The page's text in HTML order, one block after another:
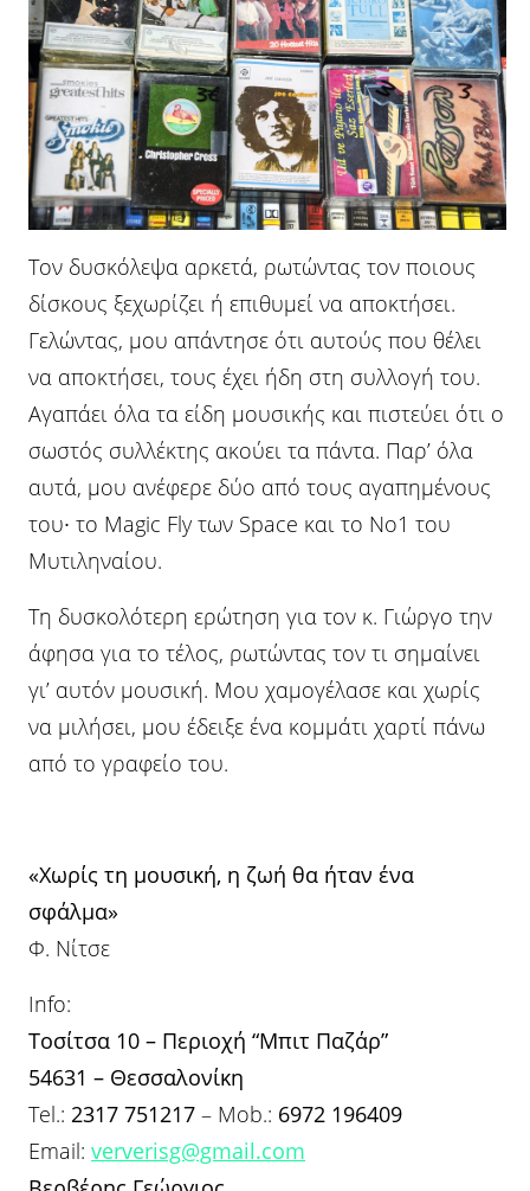
Τον δυσκόλεψα αρκετά, ρωτώντας τον ποιους
δίσκους ξεχωρίζει ή επιθυμεί να αποκτήσει.
Γελώντας, μου απάντησε ότι αυτούς που θέλει
να αποκτήσει, τους έχει ήδη στη συλλογή του.
Αγαπάει όλα τα είδη μουσικής και πιστεύει ότι ο
σωστός συλλέκτης ακούει τα πάντα. Παρ’ όλα
αυτά, μου ανέφερε δύο από τους αγαπημένους
του∙ το Magic Fly των Space και το No1 του
Μυτιληναίου.
Τη δυσκολότερη ερώτηση για τον κ. Γιώργο την
άφησα για το τέλος, ρωτώντας τον τι σημαίνει
γι’ αυτόν μουσική. Μου χαμογέλασε και χωρίς
να μιλήσει, μου έδειξε ένα κομμάτι χαρτί πάνω
από το γραφείο του.
«Χωρίς τη μουσική, η ζωή θα ήταν ένα
σφάλμα»
Φ. Νίτσε
Info:
Τοσίτσα 10 – Περιοχή “Μπιτ Παζάρ”
54631 – Θεσσαλονίκη
Tel.: 2317 751217 – Mob.: 6972 196409
Email: ververisg@gmail.com